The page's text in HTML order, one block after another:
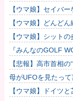
【ウマ娘】セイバー
【ウマ娘】どんど
【ウマ娘】シット
ブ（セーラーマーズ
『みんなのGOLF
【悲報】高市首相
ｗｗｗｗ
母がUFOを見たっ
【ウマ娘】ドイツ